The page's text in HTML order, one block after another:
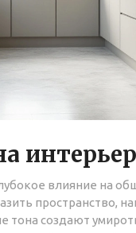
интерьер
влияние на
пространство,
тона создают